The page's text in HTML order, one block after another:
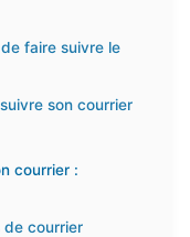
faire suivre le
son courrier
courrier :
de courrier